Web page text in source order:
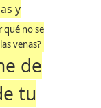
y
qué no se
venas?
de
tu